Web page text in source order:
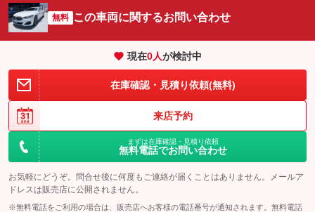
無料 この車両に関するお問い合わせ
現在0人が検討中
在庫確認・見積り依頼(無料)
来店予約
まずは在庫確認・見積り依頼
無料電話でお問い合わせ
お気軽にどうぞ。問合せ後に何度もご連絡が届くことはありません。メールア
ドレスは販売店に公開されません。
※無料電話をご利用の場合は、販売店へお客様の電話番号が通知されます。無料電話